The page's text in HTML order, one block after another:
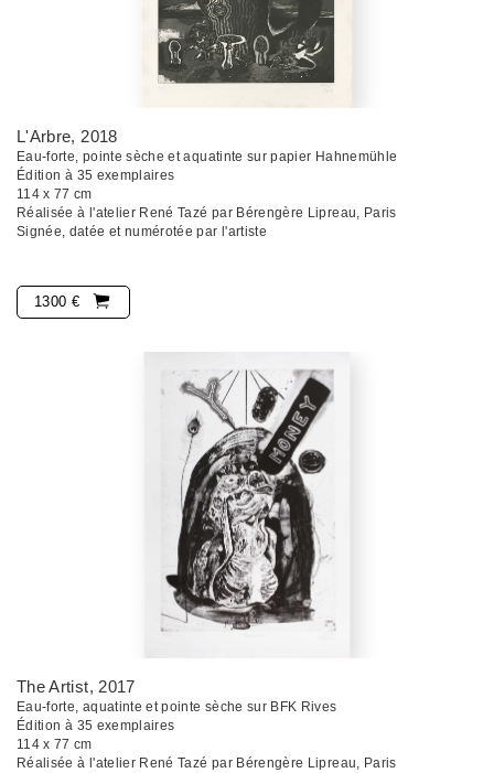
L'Arbre, 2018
Eau-forte, pointe sèche et aquatinte sur papier Hahnemühle
Édition à 35 exemplaires
114 x 77 cm
Réalisée à l'atelier René Tazé par Bérengère Lipreau, Paris
Signée, datée et numérotée par l'artiste
1300 €
The Artist, 2017
Eau-forte, aquatinte et pointe sèche sur BFK Rives
Édition à 35 exemplaires
114 x 77 cm
Réalisée à l'atelier René Tazé par Bérengère Lipreau, Paris